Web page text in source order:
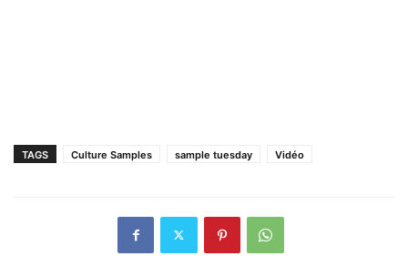
TAGS Culture Samples sample tuesday Vidéo